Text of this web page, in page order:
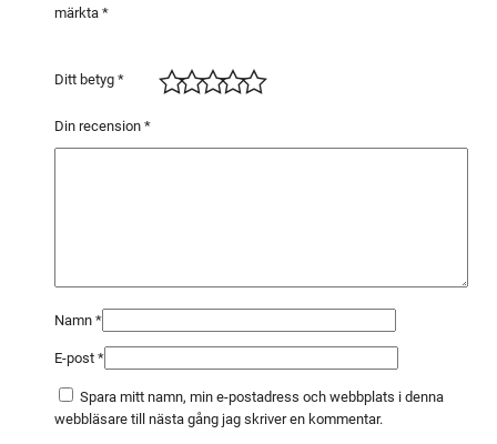
märkta *
Ditt betyg *
Din recension *
Namn *
E-post *
Spara mitt namn, min e-postadress och webbplats i denna
webbläsare till nästa gång jag skriver en kommentar.